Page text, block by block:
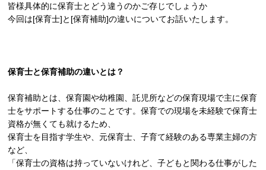
皆様具体的に保育士とどう違うのかご存じでしょうか
今回は[保育士]と[保育補助]の違いについてお話いたします。
保育士と保育補助の違いとは？
保育補助とは、保育園や幼稚園、託児所などの保育現場で主に保育
士をサポートする仕事のことです。保育での現場を未経験で保育士
資格が無くても就けるため、
保育士を目指す学生や、元保育士、子育て経験のある専業主婦の方
など、
「保育士の資格は持っていないけれど、子どもと関わる仕事がした